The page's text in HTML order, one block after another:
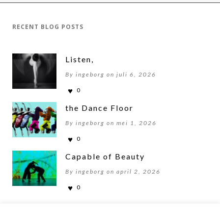
RECENT BLOG POSTS
Listen,
By ingeborg on juli 6, 2026
0
the Dance Floor
By ingeborg on mei 1, 2026
0
Capable of Beauty
By ingeborg on april 2, 2026
0